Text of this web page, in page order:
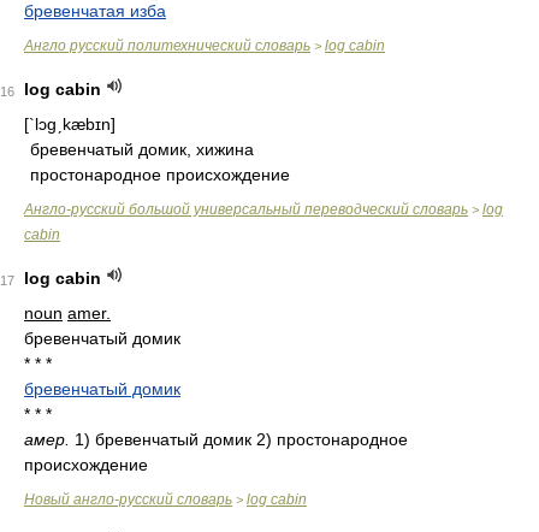
бревенчатая изба
Англо русский политехнический словарь > log cabin
16
log cabin
[`lɔgˏkæbɪn]
бревенчатый домик, хижина
простонародное происхождение
Англо-русский большой универсальный переводческий словарь > log
cabin
17
log cabin
noun amer.
бревенчатый домик
* * *
бревенчатый домик
* * *
амер. 1) бревенчатый домик 2) простонародное
происхождение
Новый англо-русский словарь > log cabin